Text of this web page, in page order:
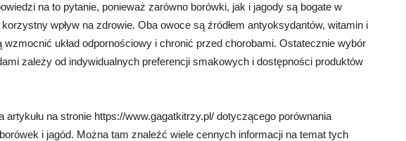
na to pytanie, ponieważ zarówno borówki, jak i jagody są bogate w
wpływ na zdrowie. Oba owoce są źródłem antyoksydantów, witamin i
wzmocnić układ odpornościowy i chronić przed chorobami. Ostatecznie wybór
zależy od indywidualnych preferencji smakowych i dostępności produktów
na stronie https://www.gagatkitrzy.pl/ dotyczącego porównania
i jagód. Można tam znaleźć wiele cennych informacji na temat tych